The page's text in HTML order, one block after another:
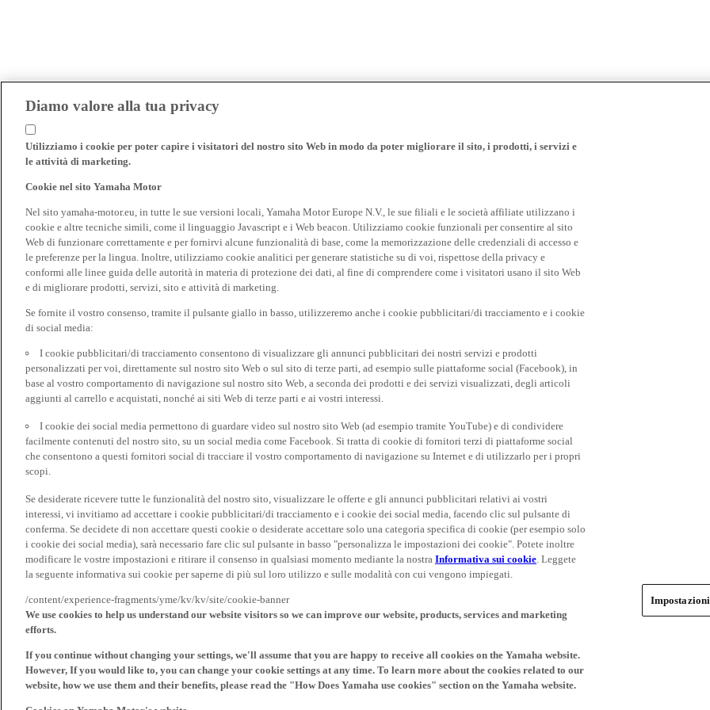
Diamo valore alla tua privacy
Utilizziamo i cookie per poter capire i visitatori del nostro sito Web in modo da poter migliorare il sito, i prodotti, i servizi e
le attività di marketing.
Cookie nel sito Yamaha Motor
Nel sito yamaha-motor.eu, in tutte le sue versioni locali, Yamaha Motor Europe N.V., le sue filiali e le società affiliate utilizzano i
cookie e altre tecniche simili, come il linguaggio Javascript e i Web beacon. Utilizziamo cookie funzionali per consentire al sito
Web di funzionare correttamente e per fornirvi alcune funzionalità di base, come la memorizzazione delle credenziali di accesso e
le preferenze per la lingua. Inoltre, utilizziamo cookie analitici per generare statistiche su di voi, rispettose della privacy e
conformi alle linee guida delle autorità in materia di protezione dei dati, al fine di comprendere come i visitatori usano il sito Web
e di migliorare prodotti, servizi, sito e attività di marketing.
Se fornite il vostro consenso, tramite il pulsante giallo in basso, utilizzeremo anche i cookie pubblicitari/di tracciamento e i cookie
di social media:
I cookie pubblicitari/di tracciamento consentono di visualizzare gli annunci pubblicitari dei nostri servizi e prodotti
personalizzati per voi, direttamente sul nostro sito Web o sul sito di terze parti, ad esempio sulle piattaforme social (Facebook), in
base al vostro comportamento di navigazione sul nostro sito Web, a seconda dei prodotti e dei servizi visualizzati, degli articoli
aggiunti al carrello e acquistati, nonché ai siti Web di terze parti e ai vostri interessi.
I cookie dei social media permettono di guardare video sul nostro sito Web (ad esempio tramite YouTube) e di condividere
facilmente contenuti del nostro sito, su un social media come Facebook. Si tratta di cookie di fornitori terzi di piattaforme social
che consentono a questi fornitori social di tracciare il vostro comportamento di navigazione su Internet e di utilizzarlo per i propri
scopi.
Se desiderate ricevere tutte le funzionalità del nostro sito, visualizzare le offerte e gli annunci pubblicitari relativi ai vostri
interessi, vi invitiamo ad accettare i cookie pubblicitari/di tracciamento e i cookie dei social media, facendo clic sul pulsante di
conferma. Se decidete di non accettare questi cookie o desiderate accettare solo una categoria specifica di cookie (per esempio solo
i cookie dei social media), sarà necessario fare clic sul pulsante in basso "personalizza le impostazioni dei cookie". Potete inoltre
modificare le vostre impostazioni e ritirare il consenso in qualsiasi momento mediante la nostra Informativa sui cookie. Leggete
la seguente informativa sui cookie per saperne di più sul loro utilizzo e sulle modalità con cui vengono impiegati.
/content/experience-fragments/yme/kv/kv/site/cookie-banner
We use cookies to help us understand our website visitors so we can improve our website, products, services and marketing
efforts.
If you continue without changing your settings, we'll assume that you are happy to receive all cookies on the Yamaha website.
However, If you would like to, you can change your cookie settings at any time. To learn more about the cookies related to our
website, how we use them and their benefits, please read the "How Does Yamaha use cookies" section on the Yamaha website.